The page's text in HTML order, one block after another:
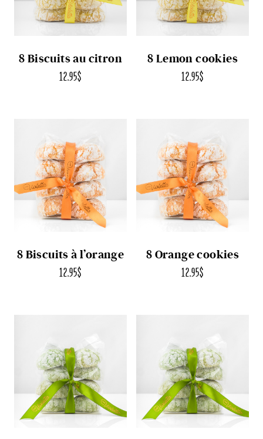
8 Biscuits au citron
12.95$
8 Lemon cookies
12.95$
8 Biscuits à l’orange
12.95$
8 Orange cookies
12.95$